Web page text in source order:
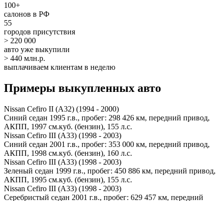
100+
салонов в РФ
55
городов присутствия
> 220 000
авто уже выкупили
> 440 млн.р.
выплачиваем клиентам в неделю
Примеры выкупленных авто
Nissan Cefiro II (A32) (1994 - 2000)
Синий седан 1995 г.в., пробег: 298 426 км, передний привод,
АКПП, 1997 см.куб. (бензин), 155 л.с.
Nissan Cefiro III (A33) (1998 - 2003)
Синий седан 2001 г.в., пробег: 353 000 км, передний привод,
АКПП, 1998 см.куб. (бензин), 160 л.с.
Nissan Cefiro III (A33) (1998 - 2003)
Зеленый седан 1999 г.в., пробег: 450 886 км, передний привод,
АКПП, 1995 см.куб. (бензин), 155 л.с.
Nissan Cefiro III (A33) (1998 - 2003)
Серебристый седан 2001 г.в., пробег: 629 457 км, передний